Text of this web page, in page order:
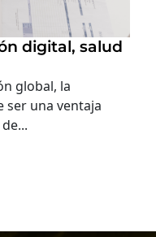
digital, salud
global, la
ser una ventaja